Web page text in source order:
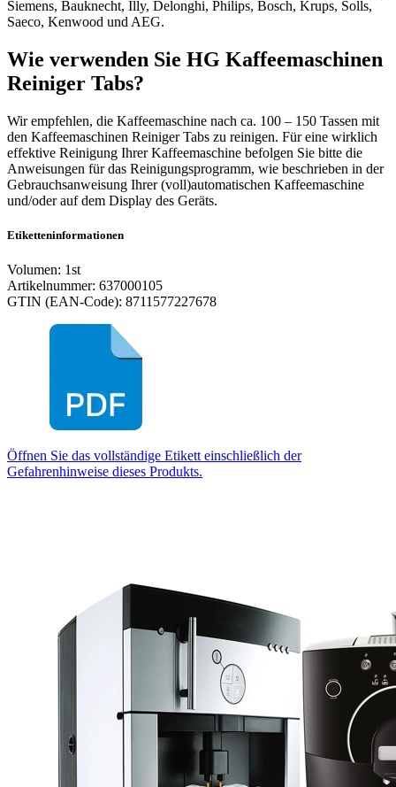
Siemens, Bauknecht, Illy, Delonghi, Philips, Bosch, Krups, Solls,
Saeco, Kenwood und AEG.
Wie verwenden Sie HG Kaffeemaschinen
Reiniger Tabs?
Wir empfehlen, die Kaffeemaschine nach ca. 100 – 150 Tassen mit
den Kaffeemaschinen Reiniger Tabs zu reinigen. Für eine wirklich
effektive Reinigung Ihrer Kaffeemaschine befolgen Sie bitte die
Anweisungen für das Reinigungsprogramm, wie beschrieben in der
Gebrauchsanweisung Ihrer (voll)automatischen Kaffeemaschine
und/oder auf dem Display des Geräts.
Etiketteninformationen
Volumen: 1st
Artikelnummer: 637000105
GTIN (EAN-Code): 8711577227678
Öffnen Sie das vollständige Etikett einschließlich der
Gefahrenhinweise dieses Produkts.